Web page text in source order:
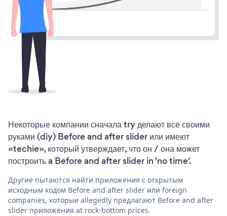
Некоторые компании сначала try делают все своими
руками (diy) Before and after slider или имеют
«techie», который утверждает, что он / она может
построить a Before and after slider in 'no time'.
Другие пытаются найти приложения с открытым
исходным кодом Before and after slider или foreign
companies, которые allegedly предлагают Before and after
slider приложения at rock-bottom prices.